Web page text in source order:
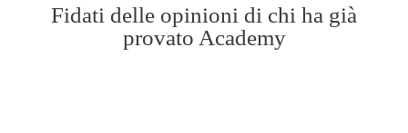
Fidati delle opinioni di chi ha già
provato Academy